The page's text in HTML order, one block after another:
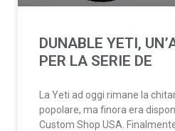
DUNABLE YETI,
PER LA SERIE DE
La Yeti ad oggi rimane la
popolare, ma finora era
Custom Shop USA.